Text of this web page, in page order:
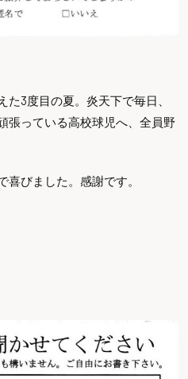
3度目の夏。炎天下で毎日、
張っている高校球児へ、全員野
びました。感謝です。